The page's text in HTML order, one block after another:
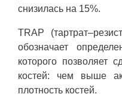
снизилась на 15%.
TRAP
обозначает
которого позволяет
костей: чем выше
плотность костей.